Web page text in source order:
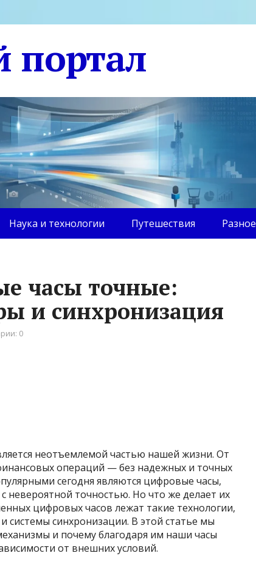
портал
Наука и технологии Путешествия Разное
часы точные:
и синхронизация
0
неотъемлемой частью нашей жизни. От
операций — без надежных и точных
сегодня являются цифровые часы,
невероятной точностью. Но что же делает их
цифровых часов лежат такие технологии,
системы синхронизации. В этой статье мы
и почему благодаря им наши часы
от внешних условий.